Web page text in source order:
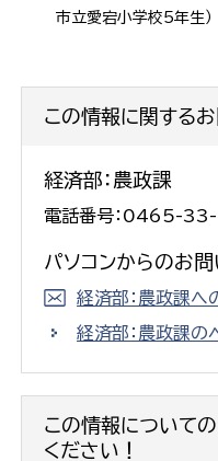
市立愛宕小学校5年生）
この情報に関する
経済部：農政課
電話番号：0465-
パソコンからのお
経済部：農政課へ
経済部：農政課の
この情報について
ください！